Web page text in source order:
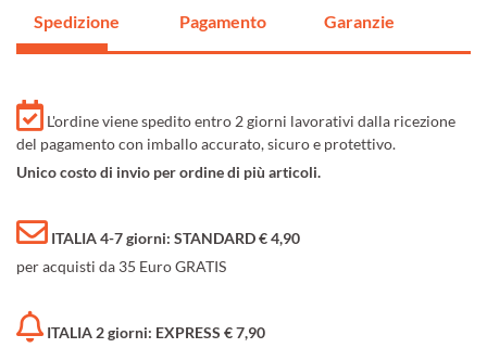
Spedizione Pagamento Garanzie
L'ordine viene spedito entro 2 giorni lavorativi dalla ricezione
del pagamento con imballo accurato, sicuro e protettivo.
Unico costo di invio per ordine di più articoli.
ITALIA 4-7 giorni: STANDARD € 4,90
per acquisti da 35 Euro GRATIS
ITALIA 2 giorni: EXPRESS € 7,90